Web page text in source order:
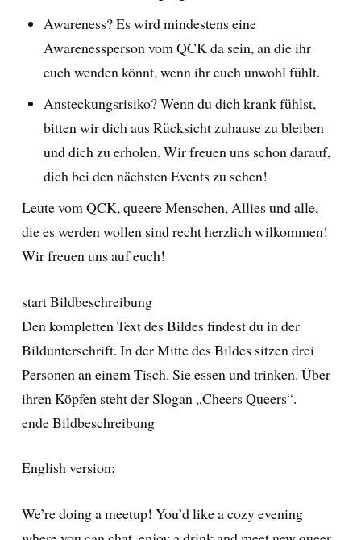
Awareness? Es wird mindestens eine
Awarenessperson vom QCK da sein, an die ihr
euch wenden könnt, wenn ihr euch unwohl fühlt.
Ansteckungsrisiko? Wenn du dich krank fühlst,
bitten wir dich aus Rücksicht zuhause zu bleiben
und dich zu erholen. Wir freuen uns schon darauf,
dich bei den nächsten Events zu sehen!
Leute vom QCK, queere Menschen, Allies und alle,
die es werden wollen sind recht herzlich wilkommen!
Wir freuen uns auf euch!
start Bildbeschreibung
Den kompletten Text des Bildes findest du in der
Bildunterschrift. In der Mitte des Bildes sitzen drei
Personen an einem Tisch. Sie essen und trinken. Über
ihren Köpfen steht der Slogan „Cheers Queers“.
ende Bildbeschreibung
English version:
We’re doing a meetup! You’d like a cozy evening